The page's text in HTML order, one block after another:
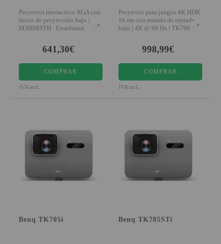
Proyector interactivo XGA con
factor de proyección bajo |
MX808STH Enseñanza
+
641,30€
COMPRAR
IVA incl.
Proyector para juegos 4K HDR
16 ms con retardo de entrada
bajo | 4K @ 60 Hz | TK700 +
998,99€
COMPRAR
IVA incl.
Benq TK705i Benq TK705STi